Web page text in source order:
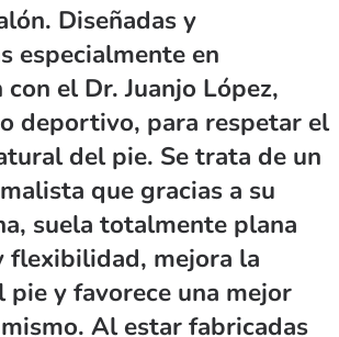
Diseñadas y
especialmente en
el Dr. Juanjo López,
deportivo, para respetar el
del pie. Se trata de un
que gracias a su
suela totalmente plana
flexibilidad, mejora la
pie y favorece una mejor
Al estar fabricadas